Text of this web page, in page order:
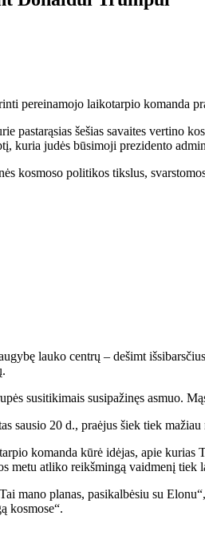
pereinamojo laikotarpio komanda
pastarąsias šešias savaites vertino
kuria judės būsimoji prezidento
kosmoso politikos tikslus,
lauko centrų – dešimt
susitikimais susipažinęs asmuo.
sausio 20 d., praėjus šiek tiek
komanda kūrė idėjas, apie
metu atliko reikšmingą vaidmenį
mano planas, pasikalbėsiu su
kosmose“.